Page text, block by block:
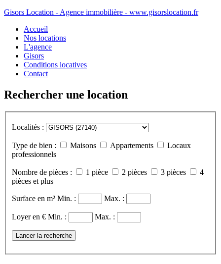
Gisors Location - Agence immobilière - www.gisorslocation.fr
Accueil
Nos locations
L'agence
Gisors
Conditions locatives
Contact
Rechercher une location
Localités :
Type de bien : Maisons Appartements
Locaux
professionnels
Nombre de pièces : 1 pièce 2 pièces 3 pièces
4
pièces et plus
Surface en m² Min. : Max. :
Loyer en € Min. : Max. :
Lancer la recherche